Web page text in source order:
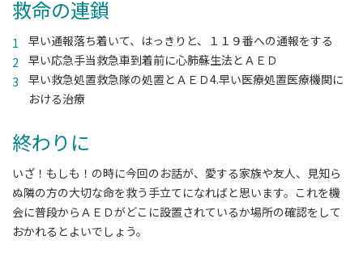
救命の連鎖
早い通報落ち着いて、はっきりと、１１９番への通報をする
早い応急手当救急車到着前に心肺蘇生法とＡＥＤ
早い救急処置救急隊の処置とＡＥＤ4.早い医療処置医療機関に
おける治療
終わりに
いざ！もしも！の時に今回のお話が、愛する家族や友人、見知ら
ぬ隣の方の大切な命を救う手立てになればと思います。これを機
会に普段からＡＥＤがどこに設置されているか場所の確認をして
おかれるとよいでしょう。